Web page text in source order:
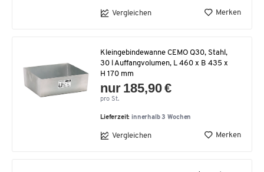
Vergleichen Merken
Kleingebindewanne CEMO Q30, Stahl,
30 l Auffangvolumen, L 460 x B 435 x
H 170 mm
nur 185,90 €
pro St.
Lieferzeit: innerhalb 3 Wochen
Vergleichen Merken